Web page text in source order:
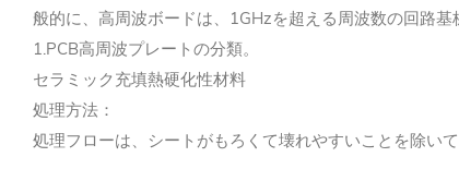
般的に、高周波ボードは、1GHzを超える周波数の回路基
1.PCB高周波プレートの分類。
セラミック充填熱硬化性材料
処理方法：
処理フローは、シートがもろくて壊れやすいことを除い